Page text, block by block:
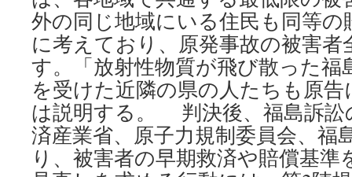
外の同じ地域にいる住民も同等
に考えており、原発事故の被害者
す。「放射性物質が飛び散った福
を受けた近隣の県の人たちも原
は説明する。 判決後、福島訴訟
済産業省、原子力規制委員会、福
り、被害者の早期救済や賠償基準